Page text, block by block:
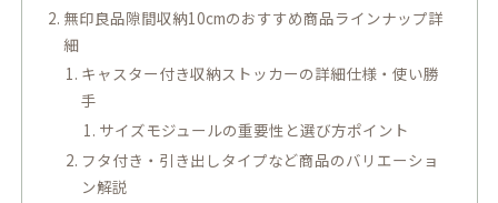
無印良品隙間収納10cmのおすすめ商品ラインナップ詳
細
キャスター付き収納ストッカーの詳細仕様・使い勝
手
サイズモジュールの重要性と選び方ポイント
フタ付き・引き出しタイプなど商品のバリエーショ
ン解説